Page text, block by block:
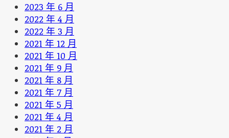
2023 年 6 月
2022 年 4 月
2022 年 3 月
2021 年 12 月
2021 年 10 月
2021 年 9 月
2021 年 8 月
2021 年 7 月
2021 年 5 月
2021 年 4 月
2021 年 2 月